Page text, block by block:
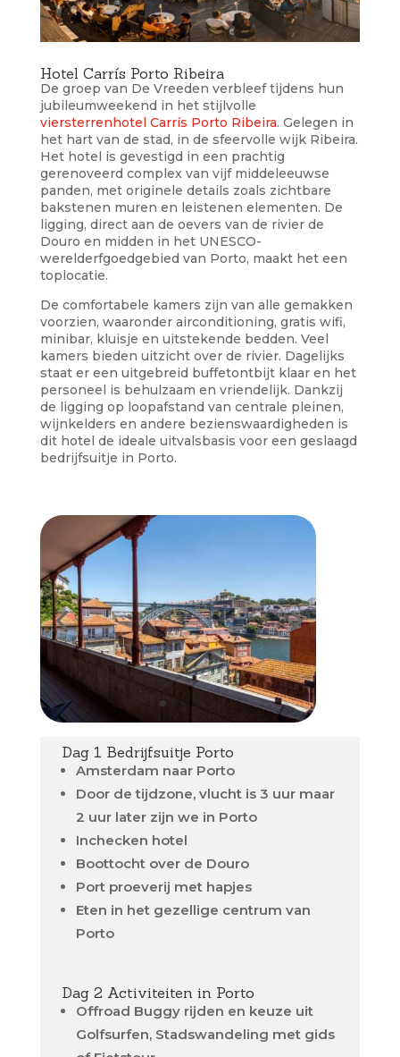
Hotel Carrís Porto Ribeira
De groep van De Vreeden verbleef tijdens hun
jubileumweekend in het stijlvolle
viersterrenhotel Carrís Porto Ribeira. Gelegen in
het hart van de stad, in de sfeervolle wijk Ribeira.
Het hotel is gevestigd in een prachtig
gerenoveerd complex van vijf middeleeuwse
panden, met originele details zoals zichtbare
bakstenen muren en leistenen elementen. De
ligging, direct aan de oevers van de rivier de
Douro en midden in het UNESCO-
werelderfgoedgebied van Porto, maakt het een
toplocatie.
De comfortabele kamers zijn van alle gemakken
voorzien, waaronder airconditioning, gratis wifi,
minibar, kluisje en uitstekende bedden. Veel
kamers bieden uitzicht over de rivier. Dagelijks
staat er een uitgebreid buffetontbijt klaar en het
personeel is behulzaam en vriendelijk. Dankzij
de ligging op loopafstand van centrale pleinen,
wijnkelders en andere bezienswaardigheden is
dit hotel de ideale uitvalsbasis voor een geslaagd
bedrijfsuitje in Porto.
Dag 1 Bedrijfsuitje Porto
Amsterdam naar Porto
Door de tijdzone, vlucht is 3 uur maar
2 uur later zijn we in Porto
Inchecken hotel
Boottocht over de Douro
Port proeverij met hapjes
Eten in het gezellige centrum van
Porto
Dag 2 Activiteiten in Porto
Offroad Buggy rijden en keuze uit
Golfsurfen, Stadswandeling met gids